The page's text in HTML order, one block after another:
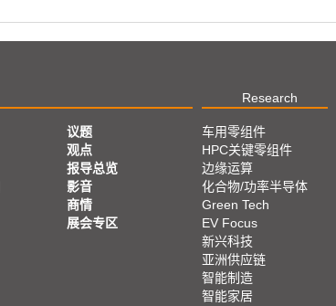
Research
议题
观点
报导总览
影音
商情
展会专区
车用零组件
HPC关键零组件
边缘运算
化合物/功率半导体
Green Tech
EV Focus
新兴科技
亚洲供应链
智能制造
智能家居